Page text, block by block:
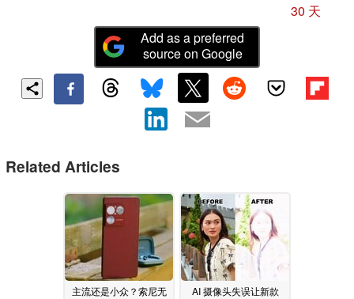
30 天
Add as a preferred
source on Google
Related Articles
主流还是小众？索尼无
AI 摄像头失误让新款